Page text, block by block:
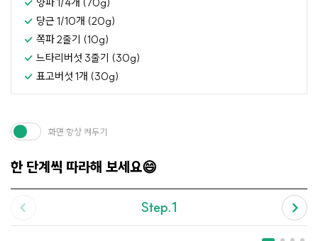
당근 1/10개 (20g)
쪽파 2줄기 (10g)
느타리버섯 3줄기 (30g)
표고버섯 1개 (30g)
한 단계씩 따라해 보세요😄
화면 항상 켜두기
Step.1